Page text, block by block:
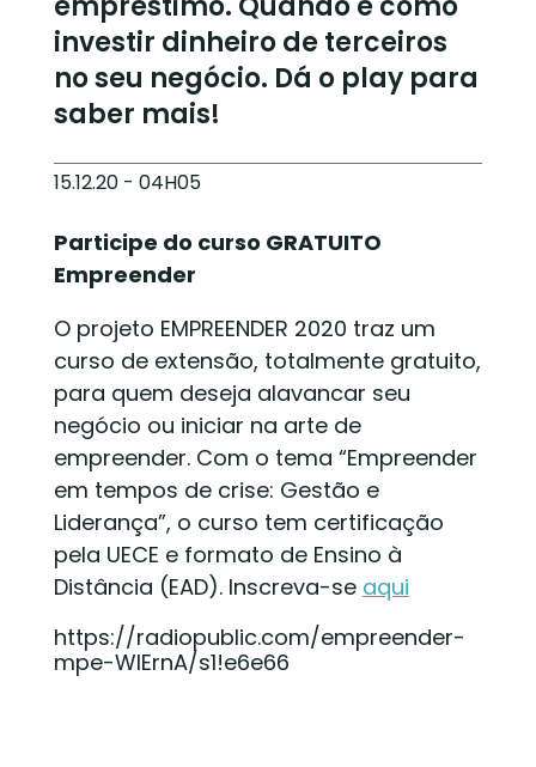
investir dinheiro de terceiros
no seu negócio. Dá o play para
saber mais!
15.12.20 - 04H05
Participe do curso GRATUITO
Empreender
O projeto EMPREENDER 2020 traz um
curso de extensão, totalmente gratuito,
para quem deseja alavancar seu
negócio ou iniciar na arte de
empreender. Com o tema “Empreender
em tempos de crise: Gestão e
Liderança”, o curso tem certificação
pela UECE e formato de Ensino à
Distância (EAD). Inscreva-se aqui
https://radiopublic.com/empreender-
mpe-WlErnA/s1!e6e66